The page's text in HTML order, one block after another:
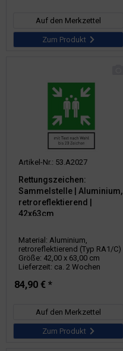
Auf den Merkzettel
Zum Produkt
Artikel-Nr.: 53.A2027
Rettungszeichen:
Sammelstelle | Aluminium,
retroreflektierend |
42x63cm
Material: Aluminium,
retroreflektierend (Typ RA1/C)
Größe: 42,00 x 63,00 cm
Lieferzeit: ca. 2 Wochen
84,90 € *
Auf den Merkzettel
Zum Produkt